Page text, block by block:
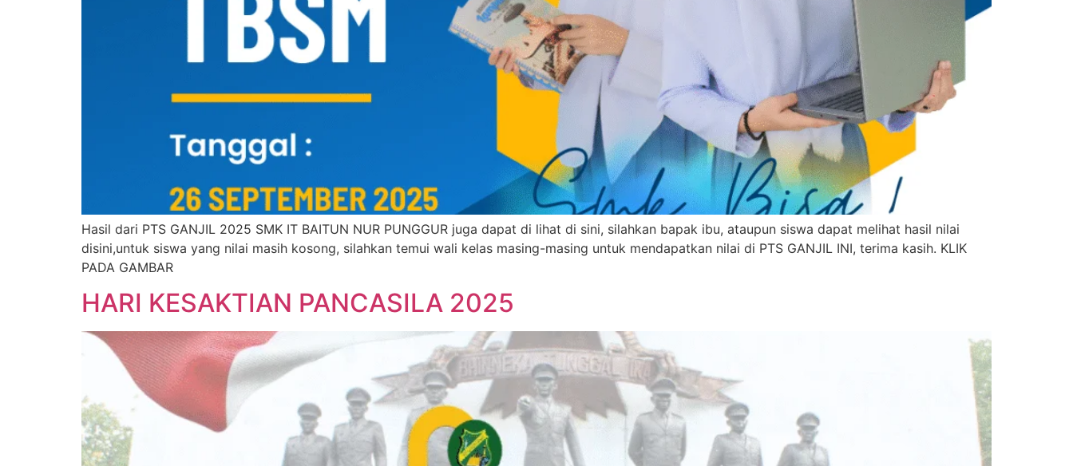
Hasil dari PTS GANJIL 2025 SMK IT BAITUN NUR PUNGGUR juga dapat di lihat di sini, silahkan bapak ibu, ataupun siswa dapat melihat hasil nilai
disini,untuk siswa yang nilai masih kosong, silahkan temui wali kelas masing-masing untuk mendapatkan nilai di PTS GANJIL INI, terima kasih. KLIK
PADA GAMBAR
HARI KESAKTIAN PANCASILA 2025